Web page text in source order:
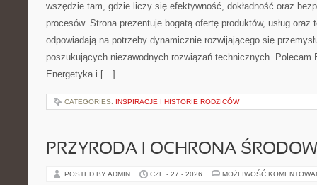
wszędzie tam, gdzie liczy się efektywność, dokładność oraz
procesów. Strona prezentuje bogatą ofertę produktów, usług oraz
odpowiadają na potrzeby dynamicznie rozwijającego się
poszukujących niezawodnych rozwiązań technicznych. Polecam
Energetyka i […]
CATEGORIES: INSPIRACJE I HISTORIE RODZICÓW
PRZYRODA I OCHRONA
POSTED BY ADMIN CZE - 27 - 2026 MOŻLIWOŚĆ